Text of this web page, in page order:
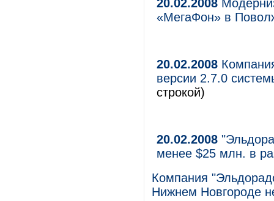
20.02.2008
«МегаФон» в
20.02.2008
версии 2.7.0
строкой)
20.02.2008
менее $25 млн. в
Компания
Нижнем Новгороде